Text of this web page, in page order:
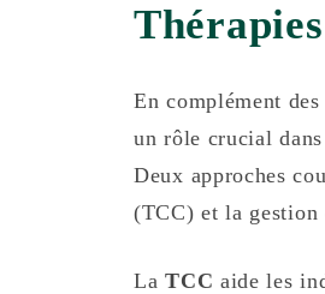
En complément
un rôle crucial
Deux approches
(TCC) et la gestion
LaTCC aide les